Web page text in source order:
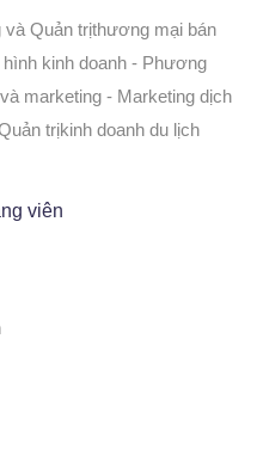
Quản trịthương mại bán
kinh doanh - Phương
marketing - Marketing dịch
trịkinh doanh du lịch
viên